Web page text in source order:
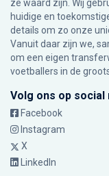
ze waard zijn. Wij
huidige en
details om zo onze
Vanuit daar zijn we,
om een eigen
voetballers in de
Volg ons op social
Facebook
Instagram
X
LinkedIn